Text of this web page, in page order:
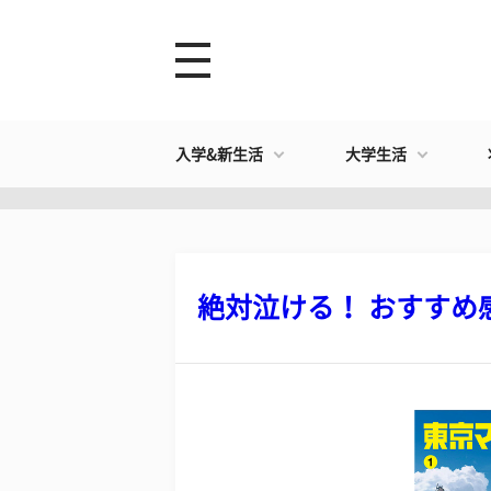
入学&新生活 大学生活
絶対泣ける！ おすすめ